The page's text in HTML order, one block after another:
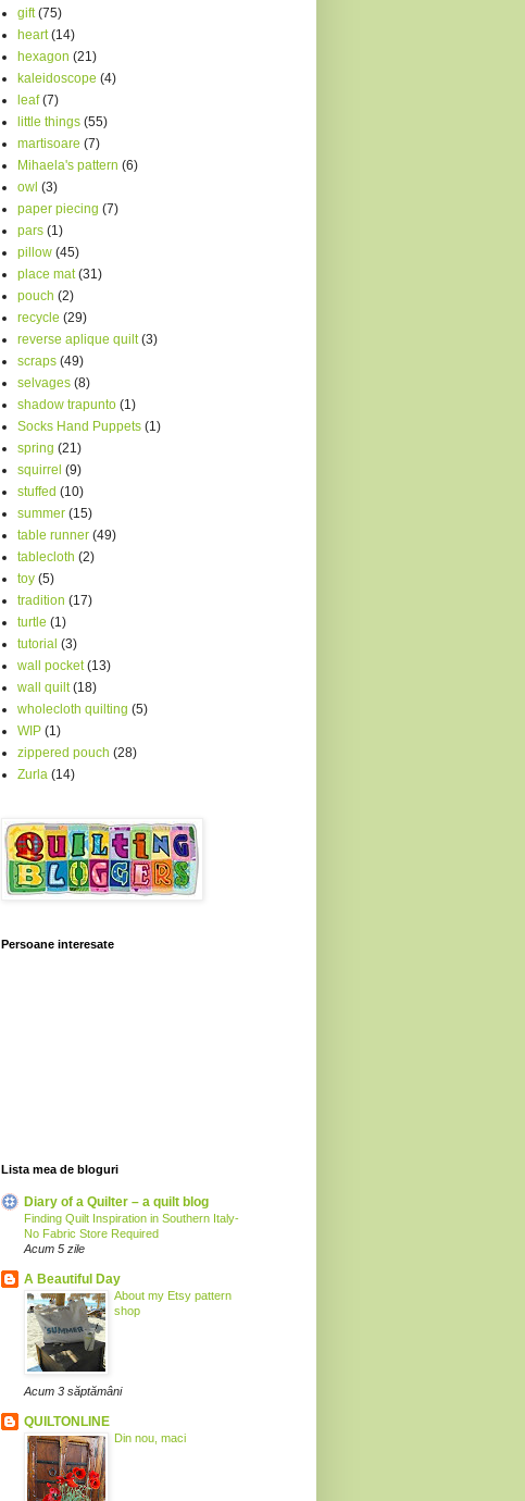
gift (75)
heart (14)
hexagon (21)
kaleidoscope (4)
leaf (7)
little things (55)
martisoare (7)
Mihaela's pattern (6)
owl (3)
paper piecing (7)
pars (1)
pillow (45)
place mat (31)
pouch (2)
recycle (29)
reverse aplique quilt (3)
scraps (49)
selvages (8)
shadow trapunto (1)
Socks Hand Puppets (1)
spring (21)
squirrel (9)
stuffed (10)
summer (15)
table runner (49)
tablecloth (2)
toy (5)
tradition (17)
turtle (1)
tutorial (3)
wall pocket (13)
wall quilt (18)
wholecloth quilting (5)
WIP (1)
zippered pouch (28)
Zurla (14)
Persoane interesate
Lista mea de bloguri
Diary of a Quilter – a quilt blog
Finding Quilt Inspiration in Southern Italy-
No Fabric Store Required
Acum 5 zile
A Beautiful Day
About my Etsy pattern
shop
Acum 3 săptămâni
QUILTONLINE
Din nou, maci